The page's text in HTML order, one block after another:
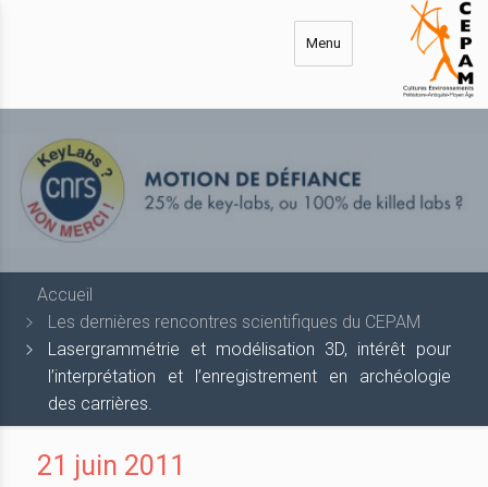
Menu
Accueil
Les dernières rencontres scientifiques du CEPAM
Lasergrammétrie et modélisation 3D, intérêt pour
l’interprétation et l’enregistrement en archéologie
des carrières.
21 juin 2011